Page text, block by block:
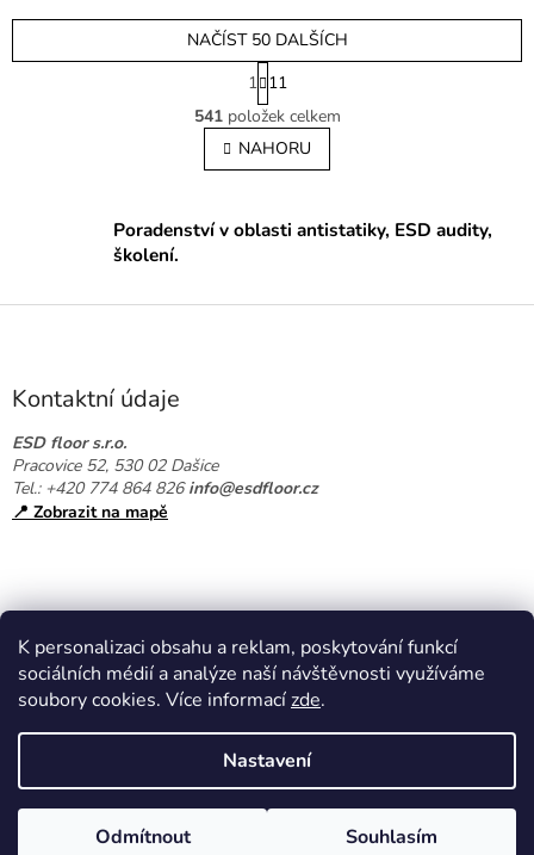
K personalizaci obsahu a reklam, poskytování funkcí
sociálních médií a analýze naší návštěvnosti využíváme
soubory cookies. Více informacízde.
Nastavení
Odmítnout Souhlasím
O
v
l
á
c
r
s
NAČÍST 50 DALŠÍCH
S
t
r
á
n
k
á
1 11
541položek celkem
NAHORU
Poradenství v oblasti antistatiky, ESD audity,
školení.
Z
Kontaktní údaje
ESD floor s.r.o.
Pracovice 52, 530 02 Dašice
Tel.: +420 774 864 826info@esdfloor.cz
📍 Zobrazit na mapě
Copyright 2026EPAshop.cz. Všechna práva vyhrazena.Upravit